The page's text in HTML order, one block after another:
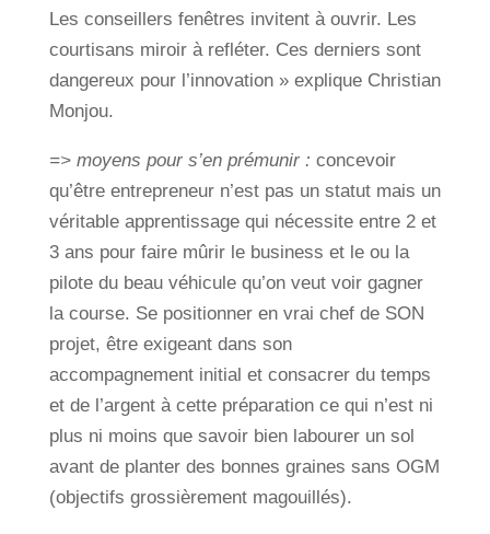
Les conseillers fenêtres invitent à ouvrir. Les
courtisans miroir à refléter. Ces derniers sont
dangereux pour l’innovation » explique Christian
Monjou.
=> moyens pour s’en prémunir : concevoir
qu’être entrepreneur n’est pas un statut mais un
véritable apprentissage qui nécessite entre 2 et
3 ans pour faire mûrir le business et le ou la
pilote du beau véhicule qu’on veut voir gagner
la course. Se positionner en vrai chef de SON
projet, être exigeant dans son
accompagnement initial et consacrer du temps
et de l’argent à cette préparation ce qui n’est ni
plus ni moins que savoir bien labourer un sol
avant de planter des bonnes graines sans OGM
(objectifs grossièrement magouillés).